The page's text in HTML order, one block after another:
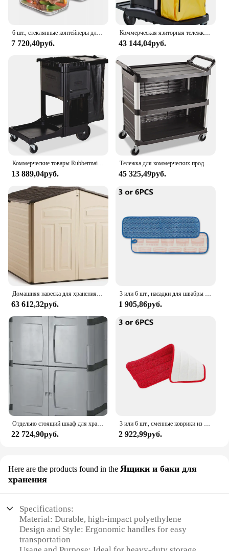
7 720,40руб.
Коммерческая язиторная тележка для домашнего хозяйства с высоким уровнем безопасности Rubbermaid с колесами, желтая виниловая сумка, запирающимся капюшоном и шкафами для Co
43 144,04руб.
13 889,04руб.
Тележка для коммерческих продуктов Rubbermaid Xtra с колесами, емкостью 300 фунтов, 20 Вт x 40-5/8d x 37-4/5h, черный
45 325,49руб.
63 612,32руб. 1 905,86руб.
Отдельно стоящий шкаф для хранения Rubbermaid, пять полок с двумя дверцами, запираемый, большой, грузоподъемностью 690 фунтов, серый,
22 724,90руб.
3 или 6 шт., сменные коврики из микрофибры для мокрой уборки
2 922,99руб.
Here are the products found in the Ящики и баки для
хранения
Specifications:
Material: Durable, high-impact polyethylene
Design and Style: Ergonomic handles for easy
transportation